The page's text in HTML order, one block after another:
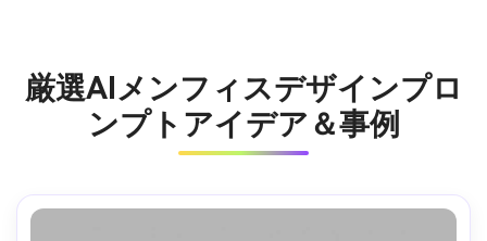
厳選AIメンフィスデザインプロ
ンプトアイデア＆事例